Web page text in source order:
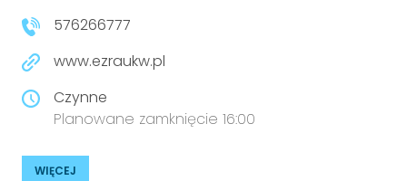
576266777
www.ezraukw.pl
Czynne
Planowane zamknięcie 16:00
WIĘCEJ